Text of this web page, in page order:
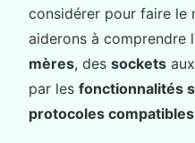
considérer pour faire le
aiderons à comprendre
mères, des sockets aux
par les fonctionnalités
protocoles compatibles